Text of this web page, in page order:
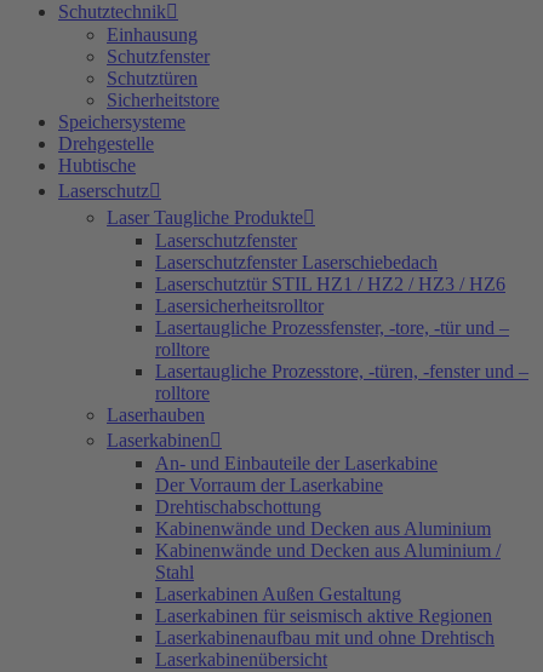
Schutztechnik
Einhausung
Schutzfenster
Schutztüren
Sicherheitstore
Speichersysteme
Drehgestelle
Hubtische
Laserschutz
Laser Taugliche Produkte
Laserschutzfenster
Laserschutzfenster Laserschiebedach
Laserschutztür STIL HZ1 / HZ2 / HZ3 / HZ6
Lasersicherheitsrolltor
Lasertaugliche Prozessfenster, -tore, -tür und –
rolltore
Lasertaugliche Prozesstore, -türen, -fenster und –
rolltore
Laserhauben
Laserkabinen
An- und Einbauteile der Laserkabine
Der Vorraum der Laserkabine
Drehtischabschottung
Kabinenwände und Decken aus Aluminium
Kabinenwände und Decken aus Aluminium /
Stahl
Laserkabinen Außen Gestaltung
Laserkabinen für seismisch aktive Regionen
Laserkabinenaufbau mit und ohne Drehtisch
Laserkabinenübersicht